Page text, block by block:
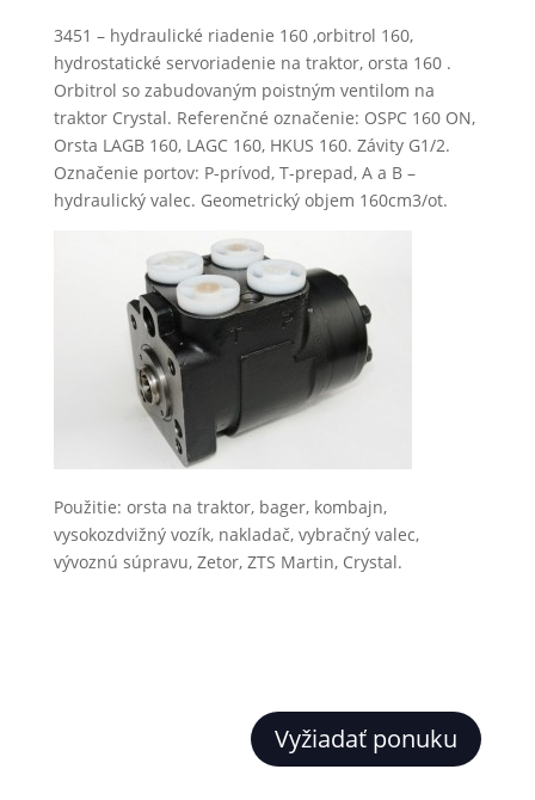
3451 – hydraulické riadenie 160 ,orbitrol 160,
hydrostatické servoriadenie na traktor, orsta 160 .
Orbitrol so zabudovaným poistným ventilom na
traktor Crystal. Referenčné označenie: OSPC 160 ON,
Orsta LAGB 160, LAGC 160, HKUS 160. Závity G1/2.
Označenie portov: P-prívod, T-prepad, A a B –
hydraulický valec. Geometrický objem 160cm3/ot.
Použitie: orsta na traktor, bager, kombajn,
vysokozdvižný vozík, nakladač, vybračný valec,
vývoznú súpravu, Zetor, ZTS Martin, Crystal.
Vyžiadať ponuku